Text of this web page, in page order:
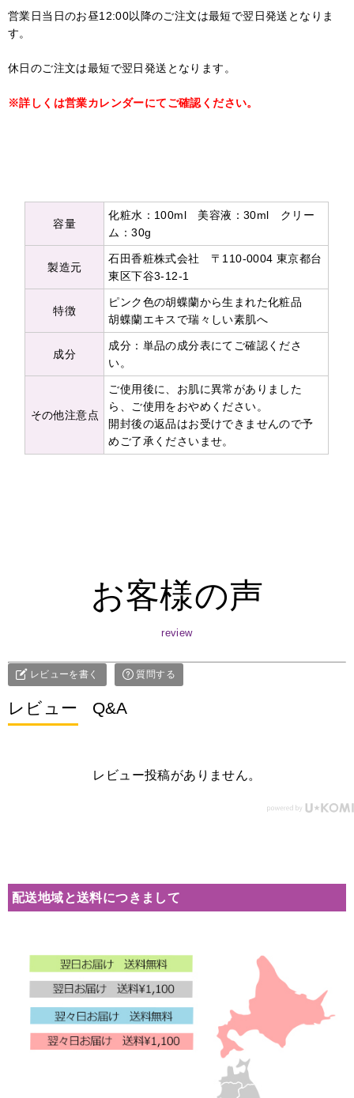
営業日当日のお昼12:00以降のご注文は最短で翌日発送となりま
す。
休日のご注文は最短で翌日発送となります。
※詳しくは営業カレンダーにてご確認ください。
容量
化粧水：100ml 美容液：30ml クリー
ム：30g
製造元
石田香粧株式会社 〒110-0004 東京都台
東区下谷3-12-1
特徴
ピンク色の胡蝶蘭から生まれた化粧品
胡蝶蘭エキスで瑞々しい素肌へ
成分
成分：単品の成分表にてご確認くださ
い。
その他注意点
ご使用後に、お肌に異常がありました
ら、ご使用をおやめください。
開封後の返品はお受けできませんので予
めご了承くださいませ。
お客様の声
レビューを書く 質問する
レビュー Q&A
レビュー投稿がありません。
配送地域と送料につきまして